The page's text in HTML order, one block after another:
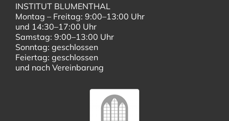
INSTITUT BLUMENTHAL
Montag – Freitag: 9:00–13:00 Uhr
und 14:30–17:00 Uhr
Samstag: 9:00–13:00 Uhr
Sonntag: geschlossen
Feiertag: geschlossen
und nach Vereinbarung